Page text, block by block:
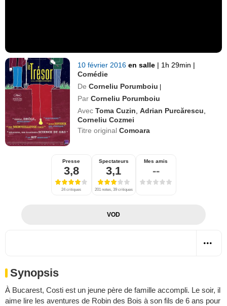
10 février 2016en salle | 1h 29min |
Comédie
De Corneliu Porumboiu |
Par Corneliu Porumboiu
Avec Toma Cuzin ,Adrian Purcărescu
Corneliu Cozmei
Titre originalComoara
Presse
3,8
24 critiques
Spectateurs
3,1
201 notes, 39 critiques
Mes amis
--
VOD
Synopsis
À Bucarest, Costi est un jeune père de famille accompli. Le soir, il
aime lire les aventures de Robin des Bois à son fils de 6 ans pour